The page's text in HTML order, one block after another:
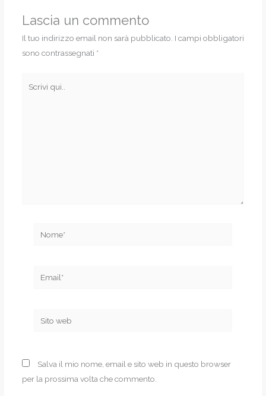
Lascia un commento
Il tuo indirizzo email non sarà pubblicato. I campi obbligatori
sono contrassegnati *
Sito
Salva il mio nome, email e sito web in questo browser
per la prossima volta che commento.